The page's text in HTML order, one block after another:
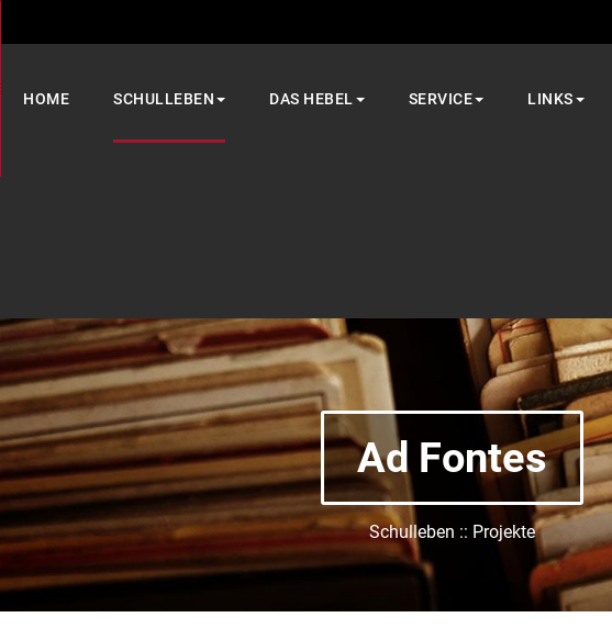
HOME SCHULLEBEN DAS HEBEL SERVICE LINKS
Ad Fontes
Schulleben :: Projekte